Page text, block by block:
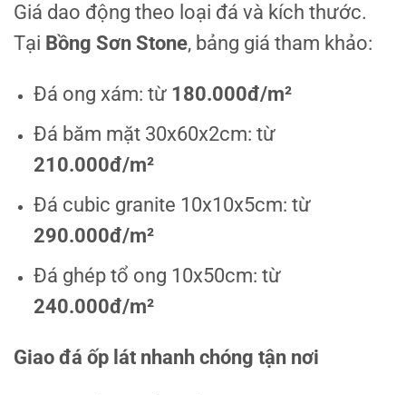
Giá dao động theo loại đá và kích thước.
Tại Bồng Sơn Stone, bảng giá tham khảo:
Đá ong xám: từ 180.000đ/m²
Đá băm mặt 30x60x2cm: từ
210.000đ/m²
Đá cubic granite 10x10x5cm: từ
290.000đ/m²
Đá ghép tổ ong 10x50cm: từ
240.000đ/m²
Giao đá ốp lát nhanh chóng tận nơi